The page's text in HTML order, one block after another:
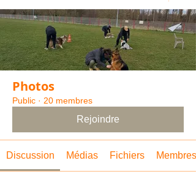
Photos
Public · 20 membres
Rejoindre
Discussion Médias Fichiers Membres